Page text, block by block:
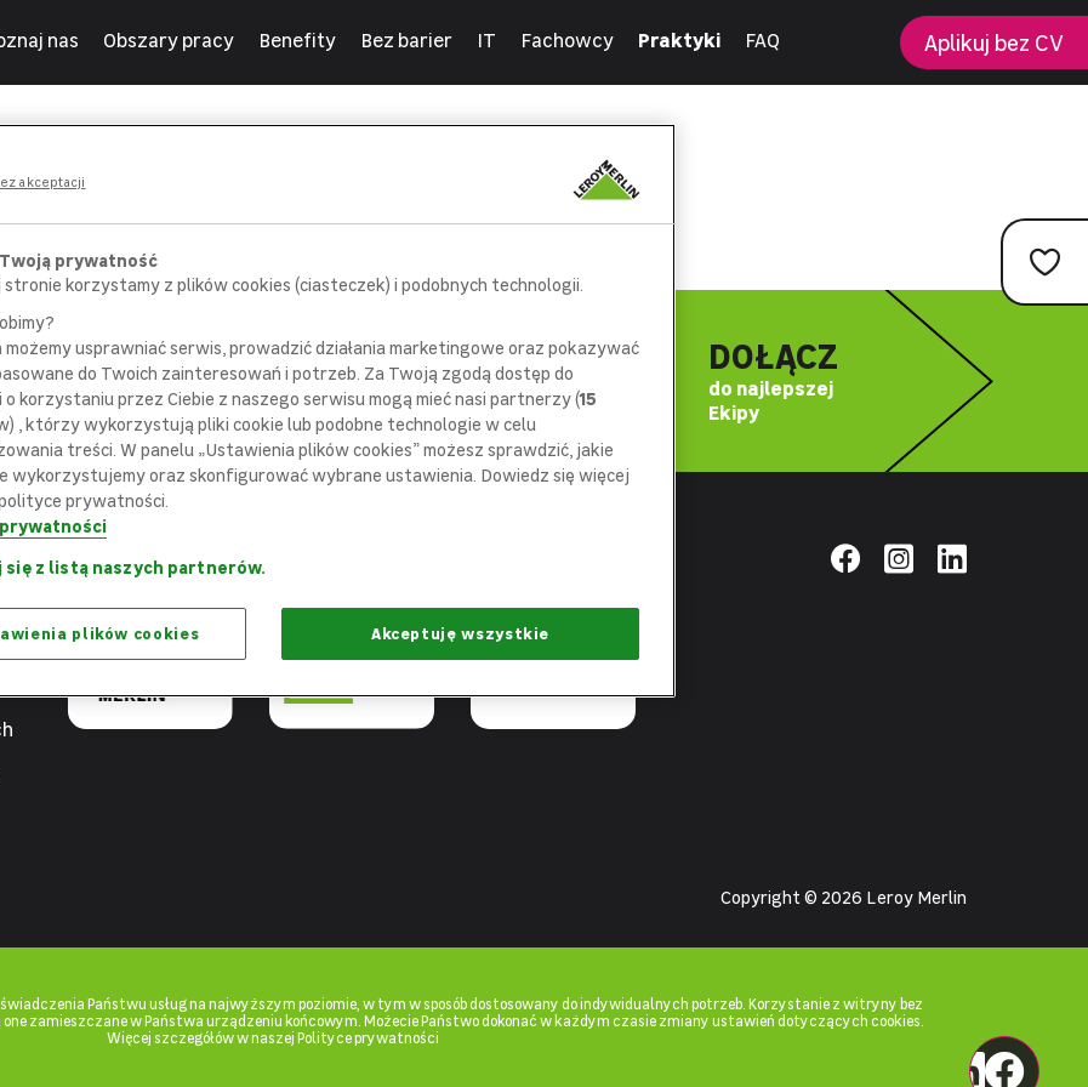
nas Obszary pracy Benefity Bez barier IT Fachowcy Praktyki FAQ Aplikuj bez CV
pracownikiem
rekrutacji
SPOTKAJ SIĘ
z bezpośrednim
przełożonym
DOŁĄCZ
do najlepszej
Ekipy
Razem
możemy więcej
Copyright © 2026 Leroy Merlin
Państwu usług na najwyższym poziomie, w tym w sposób dostosowany do indywidualnych potrzeb. Korzystanie z witryny bez
zamieszczane w Państwa urządzeniu końcowym. Możecie Państwo dokonać w każdym czasie zmiany ustawień dotyczących cookies.
Więcej szczegółów w naszej Polityce prywatności
Twoją prywatność
stronie korzystamy z plików cookies (ciasteczek) i podobnych technologii.
możemy usprawniać serwis, prowadzić działania marketingowe oraz pokazywać
do Twoich zainteresowań i potrzeb. Za Twoją zgodą dostęp do
korzystaniu przez Ciebie z naszego serwisu mogą mieć nasi partnerzy (15
, którzy wykorzystują pliki cookie lub podobne technologie w celu
treści. W panelu „Ustawienia plików cookies” możesz sprawdzić, jakie
wykorzystujemy oraz skonfigurować wybrane ustawienia. Dowiedz się więcej
prywatności.
się z listą naszych partnerów.
plików cookies Akceptuję wszystkie
akceptacji